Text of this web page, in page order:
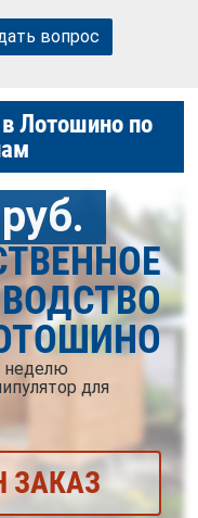
вопрос
Лотошино по
неделю
для
ЗАКАЗ